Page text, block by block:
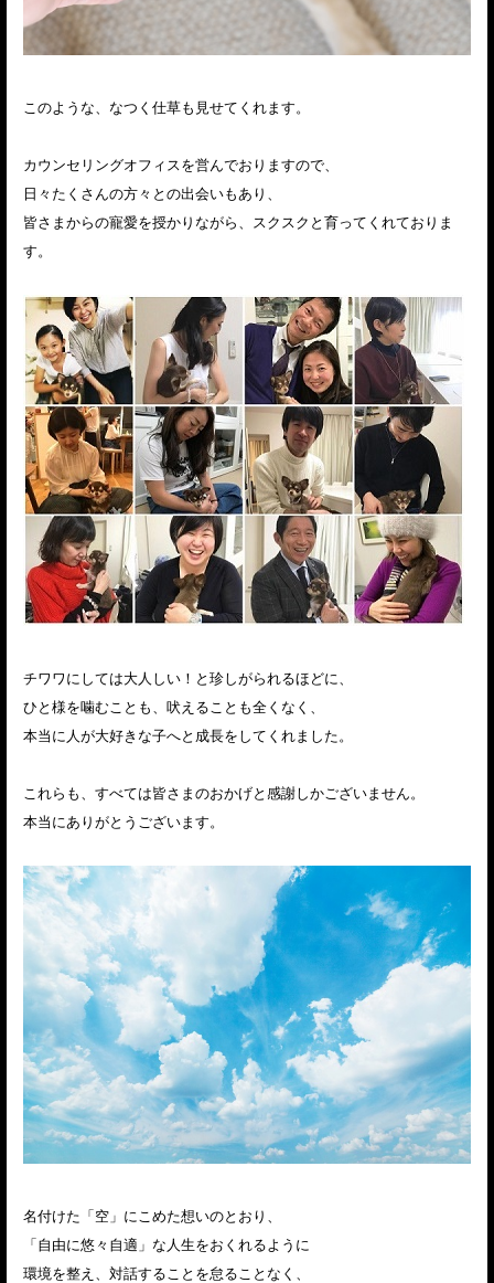
このような、なつく仕草も見せてくれます。
カウンセリングオフィスを営んでおりますので、
日々たくさんの方々との出会いもあり、
皆さまからの寵愛を授かりながら、スクスクと育ってくれておりま
す。
チワワにしては大人しい！と珍しがられるほどに、
ひと様を噛むことも、吠えることも全くなく、
本当に人が大好きな子へと成長をしてくれました。
これらも、すべては皆さまのおかげと感謝しかございません。
本当にありがとうございます。
名付けた「空」にこめた想いのとおり、
「自由に悠々自適」な人生をおくれるように
環境を整え、対話することを怠ることなく、